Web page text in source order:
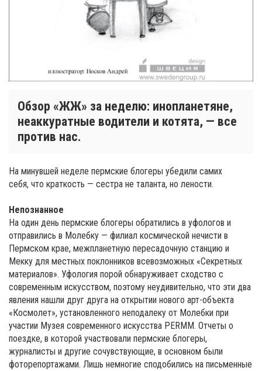
Обзор «ЖЖ» за неделю: инопланетяне,
неаккуратные водители и котята, — все
против нас.
На минувшей неделе пермские блогеры убедили самих
себя, что краткость — сестра не таланта, но лености.
Непознанное
На один день пермские блогеры обратились в уфологов и
отправились в Молебку — филиал космической нечисти в
Пермском крае, межпланетную пересадочную станцию и
Мекку для местных поклонников всевозможных «Секретных
материалов». Уфология порой обнаруживает сходство с
современным искусством, поэтому неудивительно, что эти два
явления нашли друг друга на открытии нового арт-объекта
«Космолет», установленного неподалеку от Молебки при
участии Музея современного искусства PERMM. Отчеты о
поездке, в которой участвовали пермские блогеры,
журналисты и другие сочувствующие, в основном были
фоторепортажами. Лишь немногие сподобились на письменные